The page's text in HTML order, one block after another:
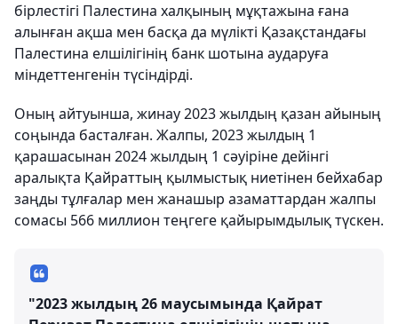
бірлестігі Палестина халқының мұқтажына ғана
алынған ақша мен басқа да мүлікті Қазақстандағы
Палестина елшілігінің банк шотына аударуға
міндеттенгенін түсіндірді.
Оның айтуынша, жинау 2023 жылдың қазан айының
соңында басталған. Жалпы, 2023 жылдың 1
қарашасынан 2024 жылдың 1 сәуіріне дейінгі
аралықта Қайраттың қылмыстық ниетінен бейхабар
заңды тұлғалар мен жанашыр азаматтардан жалпы
сомасы 566 миллион теңгеге қайырымдылық түскен.
"2023 жылдың 26 маусымында Қайрат